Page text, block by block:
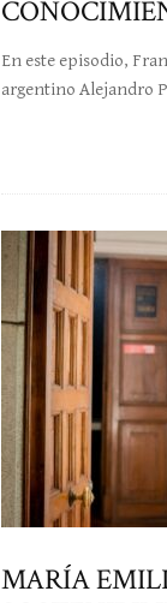
En este episodio,
argentino Alejandro
MARÍA